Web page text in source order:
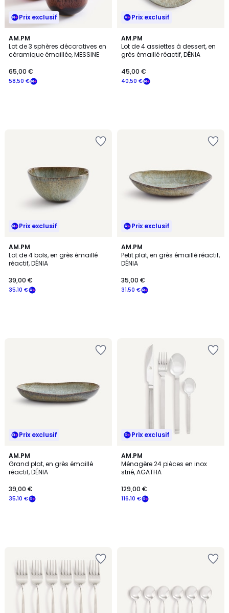
Prix exclusif
AM.PM
Lot de 3 sphères décoratives en
céramique émaillée, MESSINE
58,50 €
65,00 €
Prix exclusif
AM.PM
Lot de 4 assiettes à dessert, en
grès émaillé réactif, DÉNIA
40,50 €
45,00 €
Prix exclusif
AM.PM
Lot de 4 bols, en grès émaillé
réactif, DÉNIA
35,10 €
39,00 €
Prix exclusif
AM.PM
Petit plat, en grès émaillé réactif,
DÉNIA
31,50 €
35,00 €
Prix exclusif
AM.PM
Grand plat, en grès émaillé
réactif, DÉNIA
35,10 €
39,00 €
Prix exclusif
AM.PM
Ménagère 24 pièces en inox
strié, AGATHA
116,10 €
129,00 €